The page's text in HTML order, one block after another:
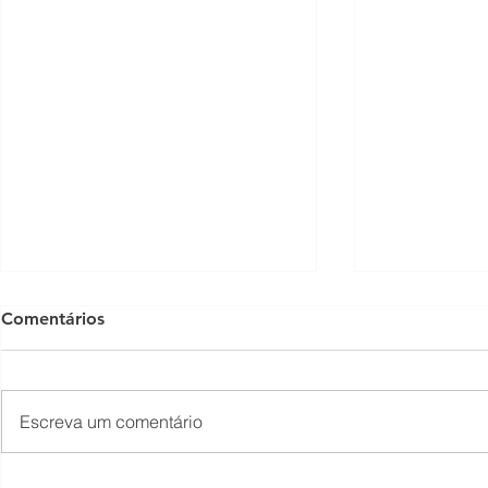
Comentários
Escreva um comentário